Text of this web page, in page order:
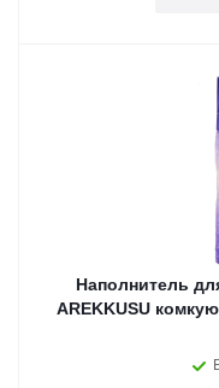
Наполнитель
AREKKUSU